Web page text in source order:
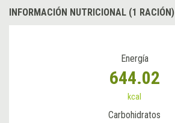
INFORMACIÓN NUTRICIONAL (1 RACIÓN)
Energía
644.02
kcal
Carbohidratos